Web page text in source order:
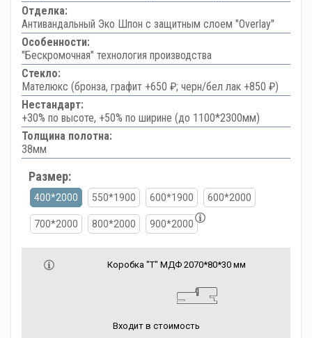
Отделка:
Антивандальный Эко Шпон с защитным слоем "Overlay"
Особенности:
"Бескромочная" технология производства
Стекло:
Мателюкс (бронза, графит +650 ₽; черн/бел лак +850 ₽)
Нестандарт:
+30% по высоте, +50% по ширине (до 1100*2300мм)
Толщина полотна:
38мм
Размер:
400*2000 550*1900 600*1900 600*2000
700*2000 800*2000 900*2000
Коробка "Т" МДФ 2070*80*30 мм
Входит в стоимость